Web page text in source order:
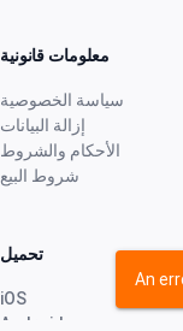
معلومات قانونية
سياسة الخصوصية
إزالة البيانات
الأحكام والشروط
شروط البيع
تحميل
iOS
Android
An